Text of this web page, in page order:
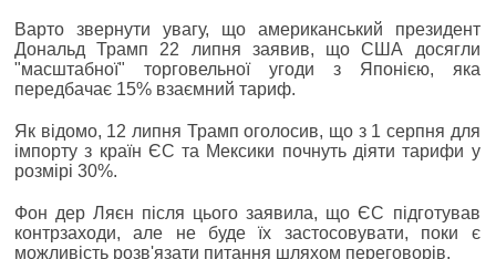
Варто звернути увагу, що американський президент
Дональд Трамп 22 липня заявив, що США досягли
"масштабної" торговельної угоди з Японією, яка
передбачає 15% взаємний тариф.
Як відомо, 12 липня Трамп оголосив, що з 1 серпня для
імпорту з країн ЄС та Мексики почнуть діяти тарифи у
розмірі 30%.
Фон дер Ляєн після цього заявила, що ЄС підготував
контрзаходи, але не буде їх застосовувати, поки є
можливість розв'язати питання шляхом переговорів.